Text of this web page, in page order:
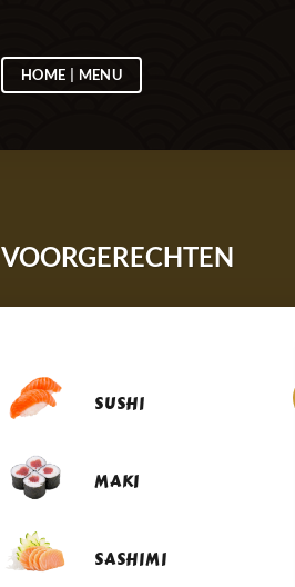
HOME | MENU
VOORGERECHTEN
SUSHI
MAKI
SASHIMI